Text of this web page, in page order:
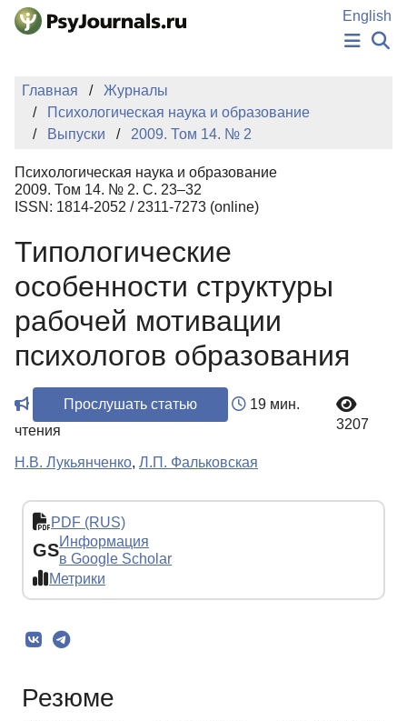
Перейти к основному содержанию
English
НОВОСТИ
ИЗДАНИЯ
АВТОРЫ
БАЗА ЗНАНИЙ
КЛЮЧЕВЫЕ СЛОВА
Регистрация
Главная
Журналы
Психологическая наука и образование
Выпуски
2009. Том 14. № 2
Психологическая наука и образование
2009. Том 14. № 2. С. 23–32
ISSN: 1814-2052 / 2311-7273 (online)
Типологические
особенности структуры
рабочей мотивации
психологов образования
Прослушать статью
19 мин.
чтения
3207
Н.В. Лукьянченко, Л.П. Фальковская
PDF (RUS)
GSИнформация
в Google Scholar
Метрики
Резюме